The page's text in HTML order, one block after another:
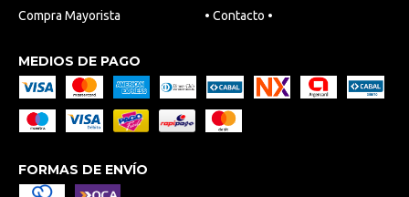
Compra Mayorista • Contacto •
MEDIOS DE PAGO
FORMAS DE ENVÍO